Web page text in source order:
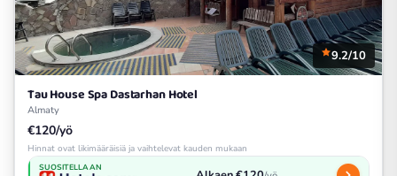
9.2/10
Tau House Spa Dastarhan Hotel
Almaty
€120/yö
Hinnat ovat likimääräisiä ja vaihtelevat kauden mukaan
SUOSITELLAAN